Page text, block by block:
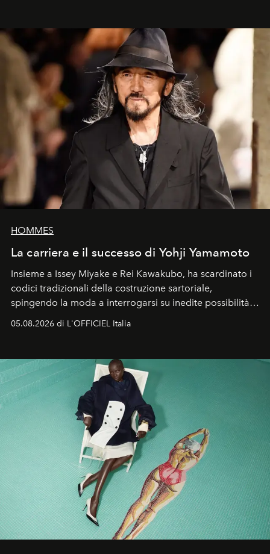
HOMMES
La carriera e il successo di Yohji Yamamoto
Insieme a Issey Miyake e Rei Kawakubo, ha scardinato i
codici tradizionali della costruzione sartoriale,
spingendo la moda a interrogarsi su inedite possibilità
un’impronta indelebile nella storia della moda.
05.08.2026 di L'OFFICIEL Italia